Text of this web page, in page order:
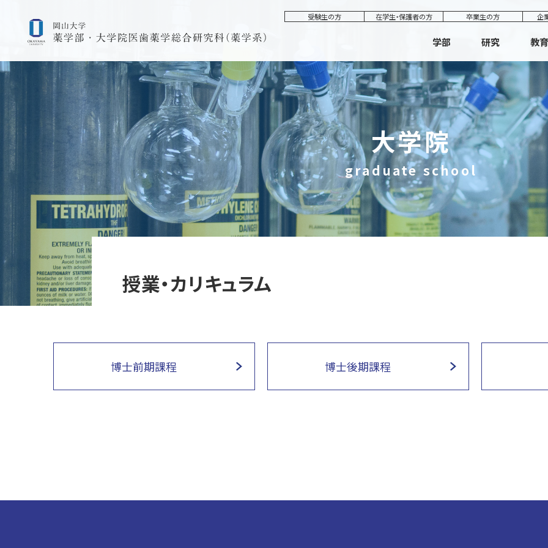
受験生の方 在学生・保護者の方 卒業生の方 企
学部 研究 教育
大学院
graduate school
授業・カリキュラム
博士前期課程 博士後期課程